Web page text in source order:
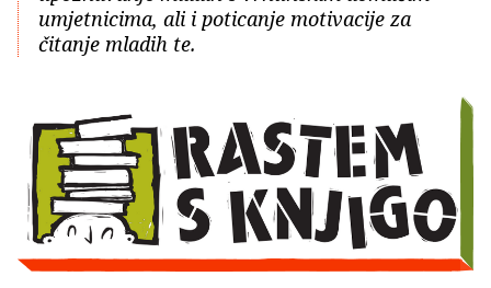
umjetnicima, ali i poticanje motivacije za
čitanje mladih te.